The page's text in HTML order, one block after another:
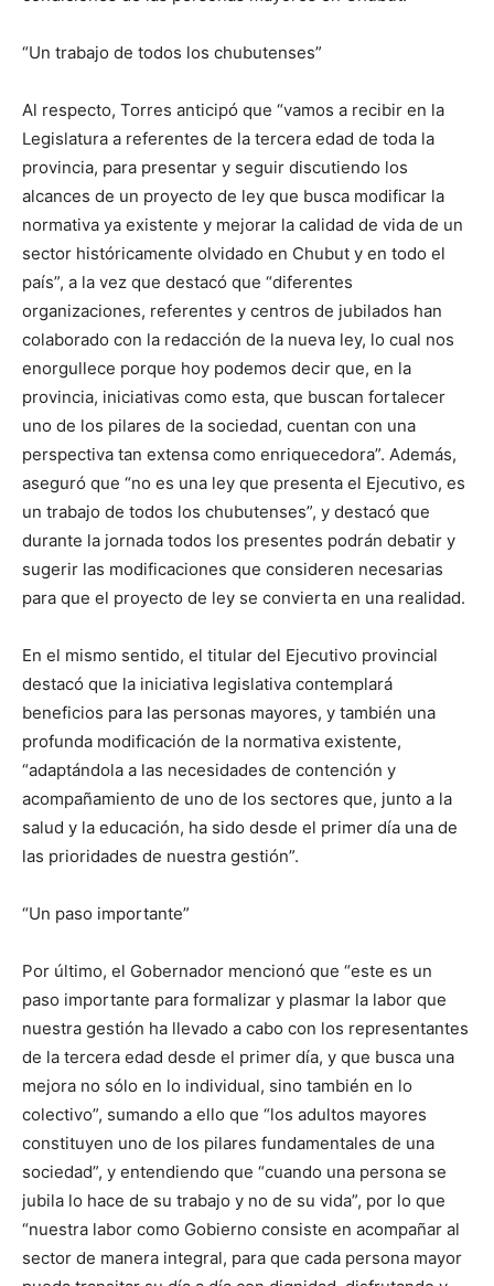
“Un trabajo de todos los chubutenses”
Al respecto, Torres anticipó que “vamos a recibir en la
Legislatura a referentes de la tercera edad de toda la
provincia, para presentar y seguir discutiendo los
alcances de un proyecto de ley que busca modificar la
normativa ya existente y mejorar la calidad de vida de un
sector históricamente olvidado en Chubut y en todo el
país”, a la vez que destacó que “diferentes
organizaciones, referentes y centros de jubilados han
colaborado con la redacción de la nueva ley, lo cual nos
enorgullece porque hoy podemos decir que, en la
provincia, iniciativas como esta, que buscan fortalecer
uno de los pilares de la sociedad, cuentan con una
perspectiva tan extensa como enriquecedora”. Además,
aseguró que “no es una ley que presenta el Ejecutivo, es
un trabajo de todos los chubutenses”, y destacó que
durante la jornada todos los presentes podrán debatir y
sugerir las modificaciones que consideren necesarias
para que el proyecto de ley se convierta en una realidad.
En el mismo sentido, el titular del Ejecutivo provincial
destacó que la iniciativa legislativa contemplará
beneficios para las personas mayores, y también una
profunda modificación de la normativa existente,
“adaptándola a las necesidades de contención y
acompañamiento de uno de los sectores que, junto a la
salud y la educación, ha sido desde el primer día una de
las prioridades de nuestra gestión”.
“Un paso importante”
Por último, el Gobernador mencionó que “este es un
paso importante para formalizar y plasmar la labor que
nuestra gestión ha llevado a cabo con los representantes
de la tercera edad desde el primer día, y que busca una
mejora no sólo en lo individual, sino también en lo
colectivo”, sumando a ello que “los adultos mayores
constituyen uno de los pilares fundamentales de una
sociedad”, y entendiendo que “cuando una persona se
jubila lo hace de su trabajo y no de su vida”, por lo que
“nuestra labor como Gobierno consiste en acompañar al
sector de manera integral, para que cada persona mayor